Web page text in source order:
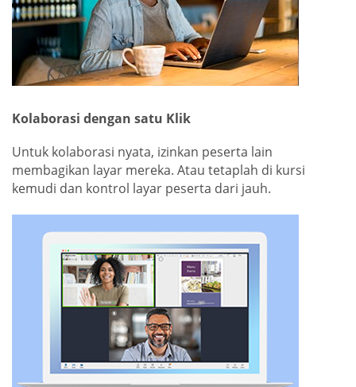
Kolaborasi dengan satu Klik
Untuk kolaborasi nyata, izinkan peserta lain
membagikan layar mereka. Atau tetaplah di kursi
kemudi dan kontrol layar peserta dari jauh.